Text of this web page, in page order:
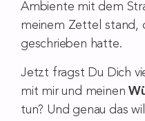
Ambiente mit dem
meinem Zettel stand,
geschrieben hatte.
Jetzt fragst Du Dich
mit mir und meinen
tun? Und genau das